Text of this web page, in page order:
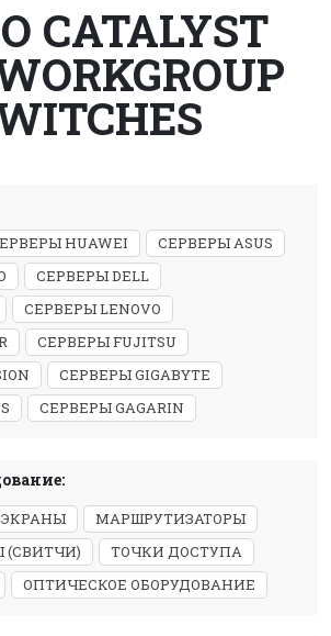
CATALYST
HUAWEI
СЕРВЕРЫ ASUS
СЕРВЕРЫ DELL
СЕРВЕРЫ LENOVO
СЕРВЕРЫ FUJITSU
СЕРВЕРЫ GIGABYTE
СЕРВЕРЫ GAGARIN
МАРШРУТИЗАТОРЫ
(СВИТЧИ)
ТОЧКИ ДОСТУПА
ОПТИЧЕСКОЕ ОБОРУДОВАНИЕ